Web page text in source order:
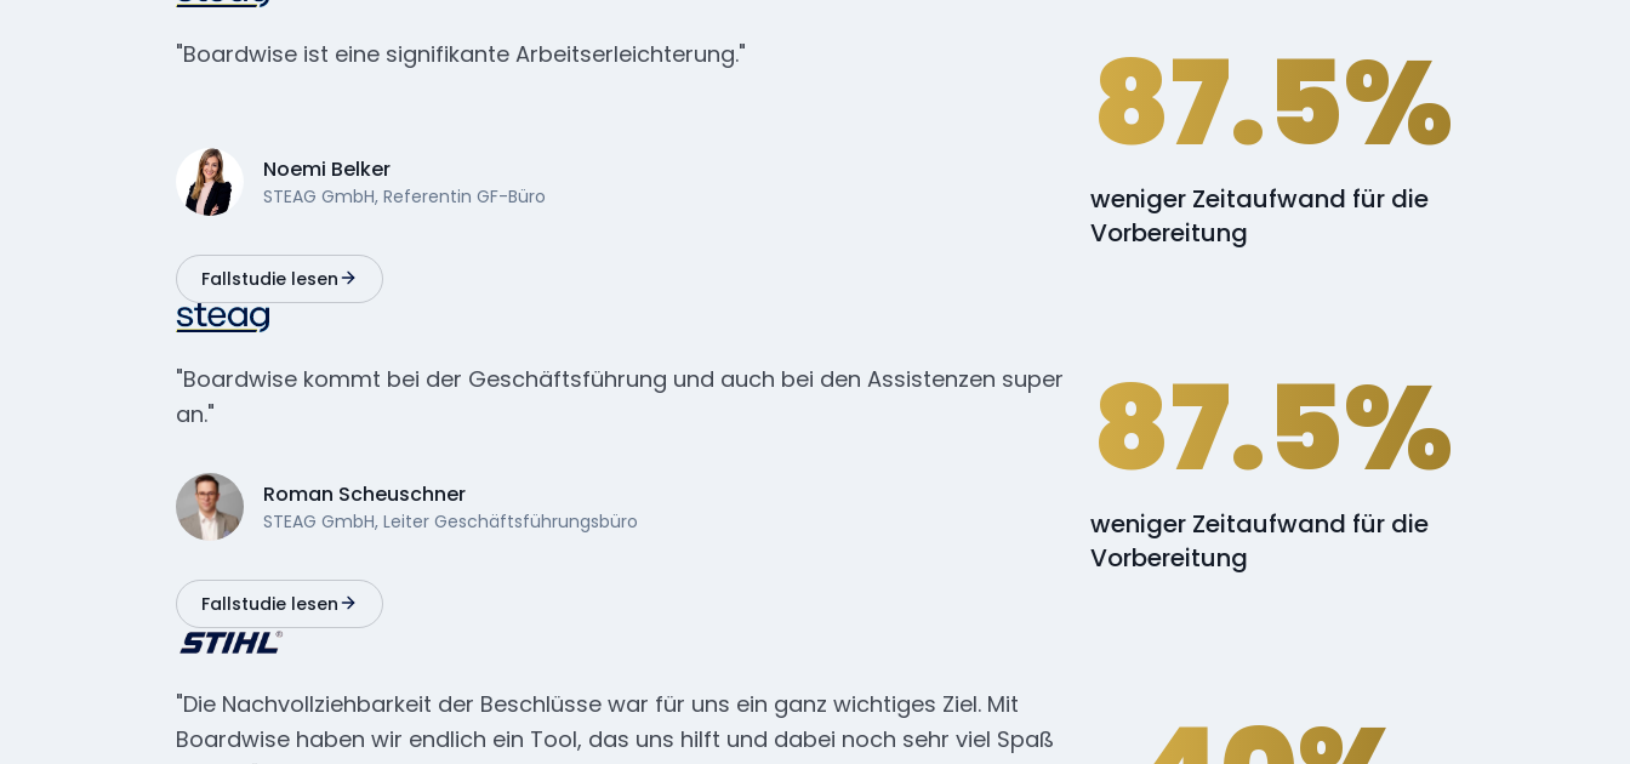
"Boardwise ist eine signifikante Arbeitserleichterung."
Noemi Belker
STEAG GmbH, Referentin GF-Büro
Fallstudie lesen
87.5%
weniger Zeitaufwand für die
Vorbereitung
"Boardwise kommt bei der Geschäftsführung und auch bei den Assistenzen super
an."
Roman Scheuschner
STEAG GmbH, Leiter Geschäftsführungsbüro
Fallstudie lesen
87.5%
weniger Zeitaufwand für die
Vorbereitung
"Die Nachvollziehbarkeit der Beschlüsse war für uns ein ganz wichtiges Ziel. Mit
Boardwise haben wir endlich ein Tool, das uns hilft und dabei noch sehr viel Spaß